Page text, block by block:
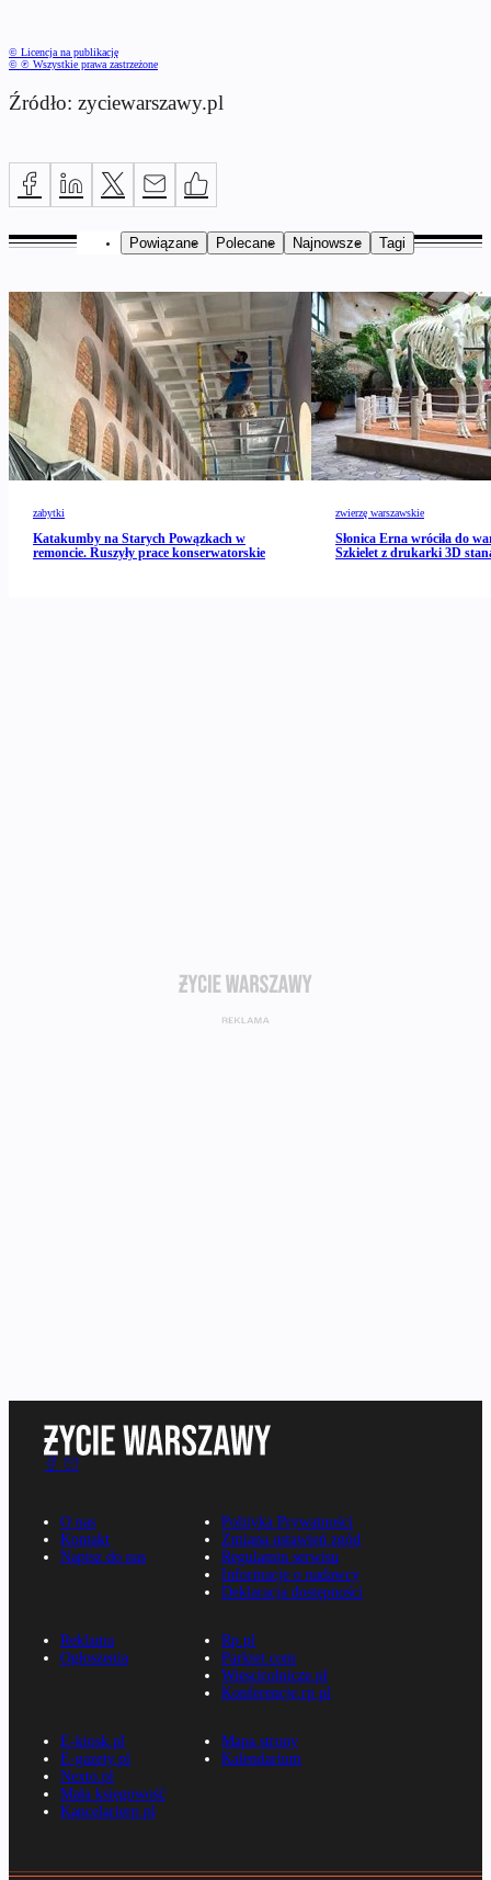
© Licencja na publikację
© ℗ Wszystkie prawa zastrzeżone
Źródło: zyciewarszawy.pl
Powiązane Polecane Najnowsze Tagi
zabytki
Katakumby na Starych Powązkach w
remoncie. Ruszyły prace konserwatorskie
zwierzę warszawskie
Słonica Erna wróciła do
Szkielet z drukarki 3D
O nas
Kontakt
Napisz do nas
Polityka Prywatności
Zmiana ustawień zgód
Regulamin serwisu
Informacje o nadawcy
Deklaracja dostępności
Reklama
Ogłoszenia
Rp.pl
Parkiet.com
Wiescirolnicze.pl
Konferencje.rp.pl
E-kiosk.pl
E-gazety.pl
Nexto.pl
Mała księgowość
Kancelarierp.pl
Mapa strony
Kalendarium